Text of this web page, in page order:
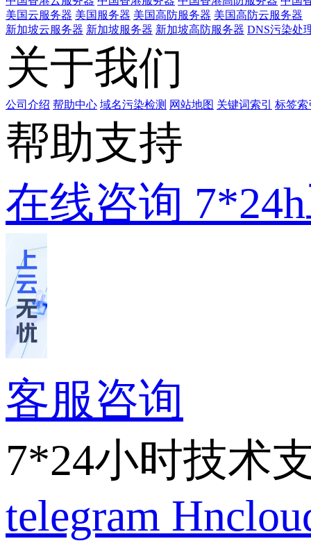
美国云服务器 美国服务器 美国高防服务器 美国高防云服务器
新加坡云服务器 新加坡服务器 新加坡高防服务器 DNS污染处
关于我们
公司介绍 帮助中心 域名污染检测 网站地图 关键词索引 标签索
帮助支持
在线咨询
客服咨询
7*24小时技术
telegram